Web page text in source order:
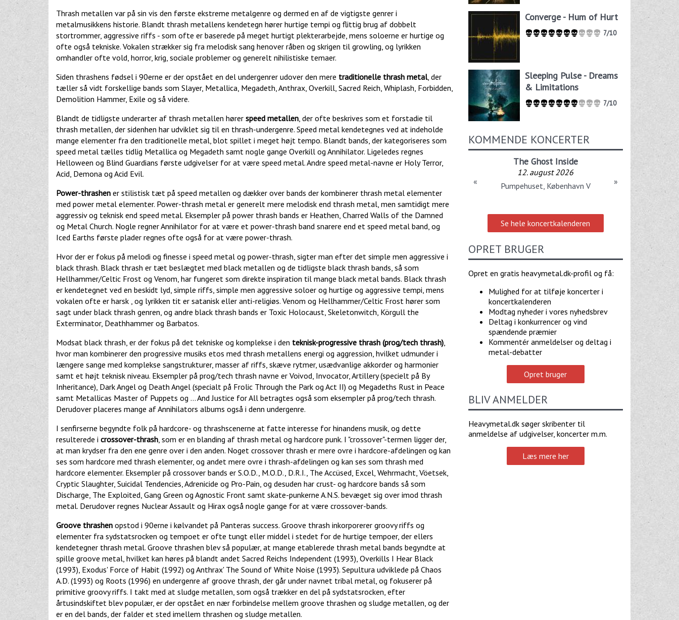
Thrash metallen var på sin vis den første ekstreme metalgenre og dermed en af de vigtigste genrer i
metalmusikkens historie. Blandt thrash metallens kendetegn hører hurtige tempi og flittig brug af dobbelt
stortrommer, aggressive riffs - som ofte er baserede på meget hurtigt plekterarbejde, mens soloerne er hurtige og
ofte også tekniske. Vokalen strækker sig fra melodisk sang henover råben og skrigen til growling, og lyrikken
omhandler ofte vold, horror, krig, sociale problemer og generelt nihilistiske temaer.
Siden thrashens fødsel i 90erne er der opstået en del undergenrer udover den mere traditionelle thrash metal, der
tæller så vidt forskellige bands som Slayer, Metallica, Megadeth, Anthrax, Overkill, Sacred Reich, Whiplash, Forbidden,
Demolition Hammer, Exile og så videre.
Blandt de tidligste underarter af thrash metallen hører speed metallen, der ofte beskrives som et forstadie til
thrash metallen, der sidenhen har udviklet sig til en thrash-undergenre. Speed metal kendetegnes ved at indeholde
mange elementer fra den traditionelle metal, blot spillet i meget højt tempo. Blandt bands, der kategoriseres som
speed metal tælles tidlig Metallica og Megadeth samt nogle gange Overkill og Annihilator. Ligeledes regnes
Helloween og Blind Guardians første udgivelser for at være speed metal. Andre speed metal-navne er Holy Terror,
Acid, Demona og Acid Evil.
Power-thrashen er stilistisk tæt på speed metallen og dækker over bands der kombinerer thrash metal elementer
med power metal elementer. Power-thrash metal er generelt mere melodisk end thrash metal, men samtidigt mere
aggressiv og teknisk end speed metal. Eksempler på power thrash bands er Heathen, Charred Walls of the Damned
og Metal Church. Nogle regner Annihilator for at være et power-thrash band snarere end et speed metal band, og
Iced Earths første plader regnes ofte også for at være power-thrash.
Hvor der er fokus på melodi og finesse i speed metal og power-thrash, sigter man efter det simple men aggressive i
black thrash. Black thrash er tæt beslægtet med black metallen og de tidligste black thrash bands, så som
Hellhammer/Celtic Frost og Venom, har fungeret som direkte inspiration til mange black metal bands. Black thrash
er kendetegnet ved en beskidt lyd, simple riffs, simple men aggressive soloer og hurtige og aggressive tempi, mens
vokalen ofte er harsk , og lyrikken tit er satanisk eller anti-religiøs. Venom og Hellhammer/Celtic Frost hører som
sagt under black thrash genren, og andre black thrash bands er Toxic Holocaust, Skeletonwitch, Körgull the
Exterminator, Deathhammer og Barbatos.
Modsat black thrash, er der fokus på det tekniske og komplekse i den teknisk-progressive thrash (prog/tech thrash),
hvor man kombinerer den progressive musiks etos med thrash metallens energi og aggression, hvilket udmunder i
længere sange med komplekse sangstrukturer, masser af riffs, skæve rytmer, usædvanlige akkorder og harmonier
samt et højt teknisk niveau. Eksempler på prog/tech thrash navne er Voivod, Invocator, Artillery (specielt på By
Inheritance), Dark Angel og Death Angel (specialt på Frolic Through the Park og Act II) og Megadeths Rust in Peace
samt Metallicas Master of Puppets og ... And Justice for All betragtes også som eksempler på prog/tech thrash.
Derudover placeres mange af Annihilators albums også i denn undergenre.
I senfirserne begyndte folk på hardcore- og thrashscenerne at fatte interesse for hinandens musik, og dette
resulterede i crossover-thrash, som er en blanding af thrash metal og hardcore punk. I "crossover"-termen ligger der,
at man krydser fra den ene genre over i den anden. Noget crossover thrash er mere ovre i hardcore-afdelingen og kan
ses som hardcore med thrash elementer, og andet mere ovre i thrash-afdelingen og kan ses som thrash med
hardcore elementer. Eksempler på crossover bands er S.O.D., M.O.D., D.R.I., The Accüsed, Excel, Wehrmacht, Vöetsek,
Cryptic Slaughter, Suicidal Tendencies, Adrenicide og Pro-Pain, og desuden har crust- og hardcore bands så som
Discharge, The Exploited, Gang Green og Agnostic Front samt skate-punkerne A.N.S. bevæget sig over imod thrash
metal. Derudover regnes Nuclear Assault og Hirax også nogle gange for at være crossover-bands.
Groove thrashen opstod i 90erne i kølvandet på Panteras success. Groove thrash inkorporerer groovy riffs og
elementer fra sydstatsrocken og tempoet er ofte tungt eller middel i stedet for de hurtige tempoer, der ellers
kendetegner thrash metal. Groove thrashen blev så populær, at mange etablerede thrash metal bands begyndte at
spille groove metal, hvilket kan høres på blandt andet Sacred Reichs Independent (1993), Overkills I Hear Black
(1993), Exodus' Force of Habit (1992) og Anthrax' The Sound of White Noise (1993). Sepultura udviklede på Chaos
A.D. (1993) og Roots (1996) en undergenre af groove thrash, der går under navnet tribal metal, og fokuserer på
primitive groovy riffs. I takt med at sludge metallen, som også trækker en del på sydstatsrocken, efter
årtusindskiftet blev populær, er der opstået en nær forbindelse mellem groove thrashen og sludge metallen, og der
er en del bands, der falder et sted imellem thrashen og sludge metallen.
Converge - Hum of Hurt
7/10
Sleeping Pulse - Dreams
& Limitations
7/10
KOMMENDE KONCERTER
The Ghost Inside
12. august 2026
Pumpehuset, København V
« »
Se hele koncertkalenderen
OPRET BRUGER
Opret en gratis heavymetal.dk-profil og få:
Mulighed for at tilføje koncerter i
koncertkalenderen
Modtag nyheder i vores nyhedsbrev
Deltag i konkurrencer og vind
spændende præmier
Kommentér anmeldelser og deltag i
metal-debatter
Opret bruger
BLIV ANMELDER
Heavymetal.dk søger skribenter til
anmeldelse af udgivelser, koncerter m.m.
Læs mere her